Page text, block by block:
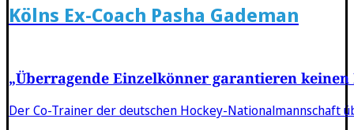
Kölns Ex-Coach Pasha Gademan
„Überragende Einzelkönner garantieren
Der Co-Trainer der deutschen Hockey-Nationalmannschaft